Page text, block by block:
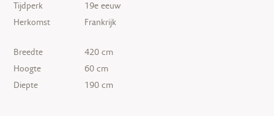
Tijdperk
19e eeuw
Herkomst
Frankrijk
Breedte
420 cm
Hoogte
60 cm
Diepte
190 cm